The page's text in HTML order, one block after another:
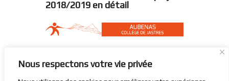
Nous respectons votre vie privée
2018/2019 en détail